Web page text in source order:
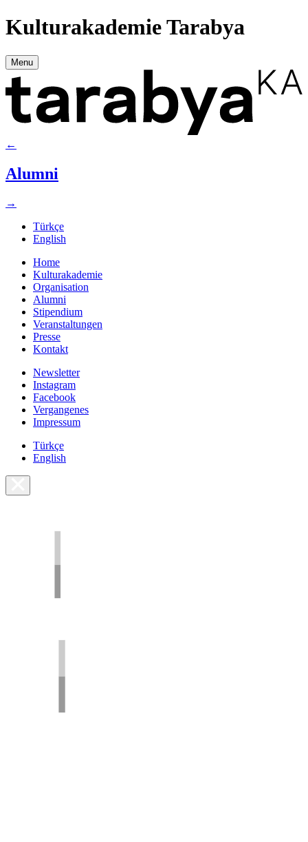
Kulturakademie Tarabya
Menu
←
Alumni
→
Türkçe
English
Home
Kulturakademie
Organisation
Alumni
Stipendium
Veranstaltungen
Presse
Kontakt
Newsletter
Instagram
Facebook
Vergangenes
Impressum
Türkçe
English